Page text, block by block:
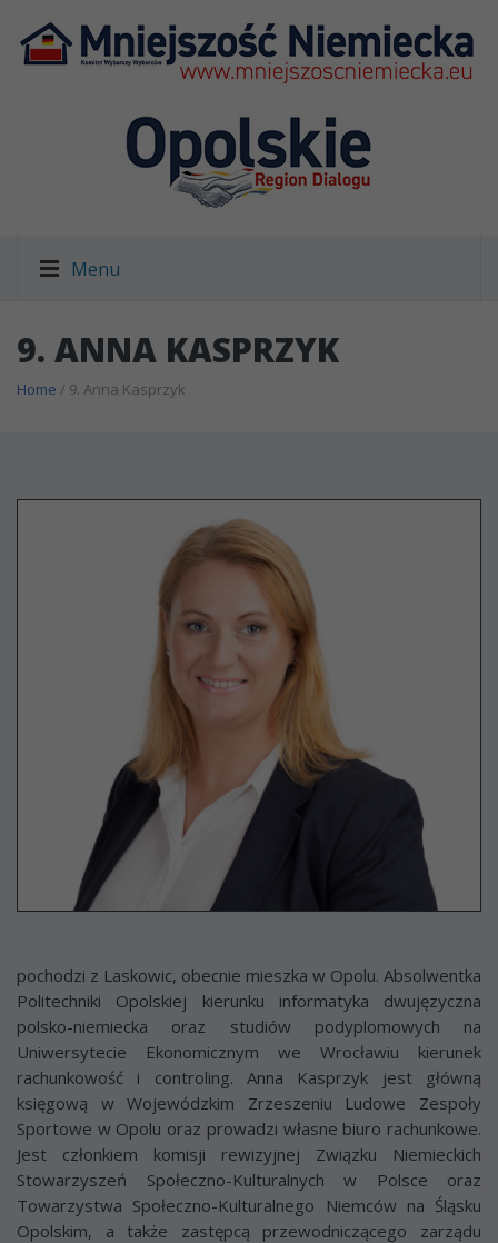
Menu
9. ANNA KASPRZYK
Home / 9. Anna Kasprzyk
pochodzi z Laskowic, obecnie mieszka w Opolu. Absolwentka
Politechniki Opolskiej kierunku informatyka dwujęzyczna
polsko-niemiecka oraz studiów podyplomowych na
Uniwersytecie Ekonomicznym we Wrocławiu kierunek
rachunkowość i controling. Anna Kasprzyk jest główną
księgową w Wojewódzkim Zrzeszeniu Ludowe Zespoły
Sportowe w Opolu oraz prowadzi własne biuro rachunkowe.
Jest członkiem komisji rewizyjnej Związku Niemieckich
Stowarzyszeń Społeczno-Kulturalnych w Polsce oraz
Towarzystwa Społeczno-Kulturalnego Niemców na Śląsku
Opolskim, a także zastępcą przewodniczącego zarządu